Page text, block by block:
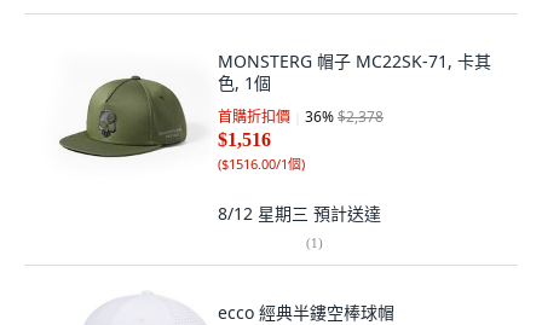
MONSTERG 帽子 MC22SK-71, 卡其
色, 1個
首購折扣價 36%$2,378
$1,516
($1516.00/1個)
8/12 星期三 預計送達
(1)
ecco 經典半鏤空棒球帽